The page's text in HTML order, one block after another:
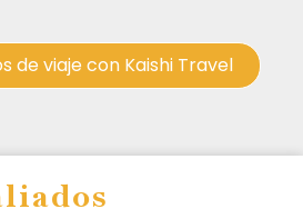
de viaje con Kaishi Travel